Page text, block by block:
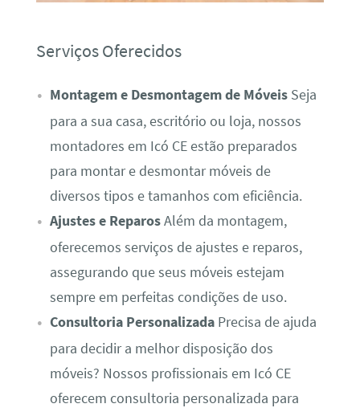
Serviços Oferecidos
Montagem e Desmontagem de MóveisSeja
para a sua casa, escritório ou loja, nossos
montadores em Icó CE estão preparados
para montar e desmontar móveis de
diversos tipos e tamanhos com eficiência.
Ajustes e ReparosAlém da montagem,
oferecemos serviços de ajustes e reparos,
assegurando que seus móveis estejam
sempre em perfeitas condições de uso.
Consultoria PersonalizadaPrecisa de ajuda
para decidir a melhor disposição dos
móveis? Nossos profissionais em Icó CE
oferecem consultoria personalizada para